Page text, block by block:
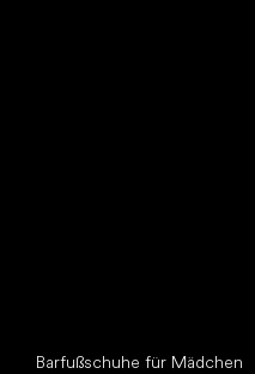
Barfußschuhe für Mädchen